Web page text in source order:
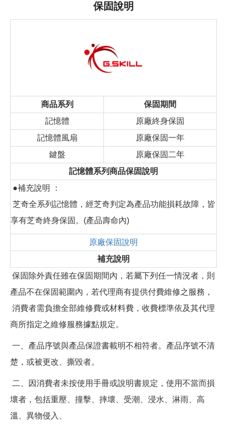
保固說明
商品系列
保固期間
記憶體
原廠終身保固
記憶體風扇
原廠保固一年
鍵盤
原廠保固二年
記憶體系列商品保固說明
●補充說明 ：
芝奇全系列記憶體，經芝奇判定為產品功能損耗故障，皆
享有芝奇終身保固。(產品壽命內)
原廠保固說明
補充說明
保固除外責任雖在保固期間內，若屬下列任一情況者，則
產品不在保固範圍內，若代理商有提供付費維修之服務，
消費者需負擔全部維修費或材料費，收費標準依及其代理
商所指定之維修服務據點規定。
一、產品序號與產品保證書載明不相符者。產品序號不清
楚，或被更改、撕毀者。
二、因消費者未按使用手冊或說明書規定，使用不當而損
壞者，包括重壓、撞擊、摔壞、受潮、浸水、淋雨、高
溫、異物侵入、